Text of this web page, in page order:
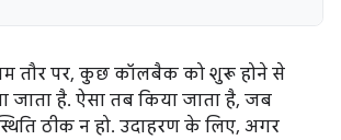
तौर पर, कुछ कॉलबैक को शुरू होने से
जाता है. ऐसा तब किया जाता है, जब
ठीक न हो. उदाहरण के लिए, अगर